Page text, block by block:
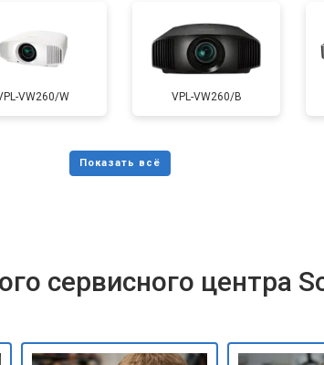
VW260/W VPL-VW260/B
сервисного центра